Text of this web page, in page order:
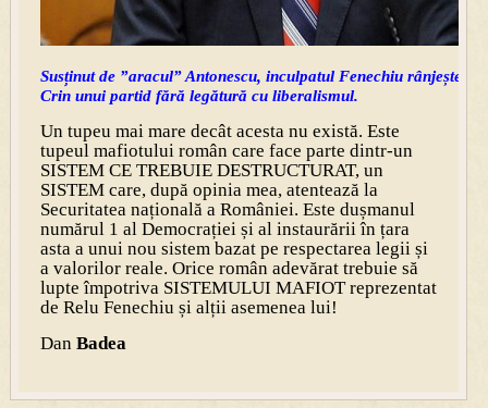
Susținut de ”aracul” Antonescu, inculpatul Fenechiu rânjește
Crin unui partid fără legătură cu liberalismul.
Un tupeu mai mare decât acesta nu există. Este
tupeul mafiotului român care face parte dintr-un
SISTEM CE TREBUIE DESTRUCTURAT, un
SISTEM care, după opinia mea, atentează la
Securitatea națională a României. Este dușmanul
numărul 1 al Democrației și al instaurării în țara
asta a unui nou sistem bazat pe respectarea legii și
a valorilor reale. Orice român adevărat trebuie să
lupte împotriva SISTEMULUI MAFIOT reprezentat
de Relu Fenechiu și alții asemenea lui!
DanBadea